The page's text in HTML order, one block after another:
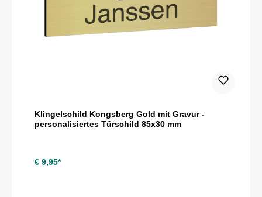
Klingelschild Kongsberg Gold mit Gravur -
personalisiertes Türschild 85x30 mm
€ 9,95*